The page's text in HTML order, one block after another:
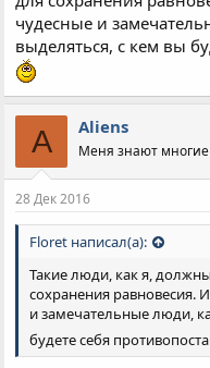
чудесные и
выделяться, с кем вы
A Aliens
Меня знают многие
28 Дек 2016
Floret написал(а):
Такие люди, как я,
сохранения равновесия.
и замечательные люди,
будете себя